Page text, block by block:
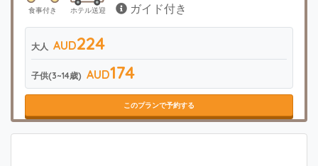
食事付き ホテル送迎 ガイド付き
大人 AUD224
子供(3~14歳) AUD174
このプランで予約する